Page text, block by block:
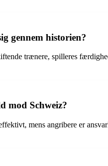
gennem historien?
trænere, spilleres
mod Schweiz?
mens angribere er